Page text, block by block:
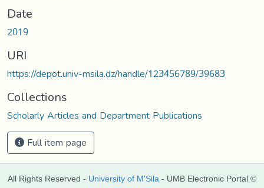
Date
2019
URI
https://depot.univ-msila.dz/handle/123456789/39683
Collections
Scholarly Articles and Department Publications
Full item page
All Rights Reserved - University of M'Sila - UMB Electronic Portal ©